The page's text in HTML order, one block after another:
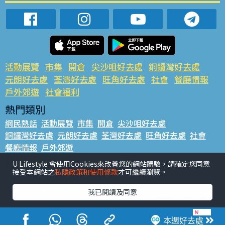
本週好去處
活動展覽 市集 開倉 尖沙咀好去處 銅鑼灣好去處
元朗好去處 荃灣好去處 旺角好去處 社會 餐廳情報
戶外郊遊 社會福利
熱門類別
網民熱話 活動展覽 市集 開倉 尖沙咀好去處
銅鑼灣好去處 元朗好去處 荃灣好去處 旺角好去處 社會
餐廳情報 戶外郊遊
熱門標籤
#UGO搵好去處 #人氣活動推介 #美食社群熱話
#ULifestyle應用程式
#UJetso禮物放送 #ULifestyle商戶中心 #著數 #網絡熱話
U Lifestyle 會使用Cookies來改善您的網站體驗，請確定您同意
接受本網站之私隱政策和使用條款才可繼續瀏覽。
我已閱讀及同意